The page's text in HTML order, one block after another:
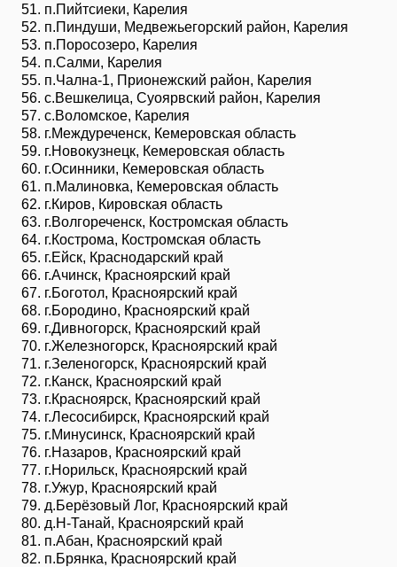
п.Пийтсиеки, Карелия
п.Пиндуши, Медвежьегорский район, Карелия
п.Поросозеро, Карелия
п.Салми, Карелия
п.Чална-1, Прионежский район, Карелия
с.Вешкелица, Суоярвский район, Карелия
с.Воломское, Карелия
г.Междуреченск, Кемеровская область
г.Новокузнецк, Кемеровская область
г.Осинники, Кемеровская область
п.Малиновка, Кемеровская область
г.Киров, Кировская область
г.Волгореченск, Костромская область
г.Кострома, Костромская область
г.Ейск, Краснодарский край
г.Ачинск, Красноярский край
г.Боготол, Красноярский край
г.Бородино, Красноярский край
г.Дивногорск, Красноярский край
г.Железногорск, Красноярский край
г.Зеленогорск, Красноярский край
г.Канск, Красноярский край
г.Красноярск, Красноярский край
г.Лесосибирск, Красноярский край
г.Минусинск, Красноярский край
г.Назаров, Красноярский край
г.Норильск, Красноярский край
г.Ужур, Красноярский край
д.Берёзовый Лог, Красноярский край
д.Н-Танай, Красноярский край
п.Абан, Красноярский край
п.Брянка, Красноярский край